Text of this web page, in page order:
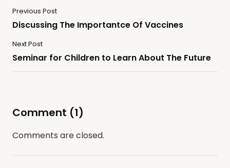
Previous Post
Discussing The Importantce Of Vaccines
Next Post
Seminar for Children to Learn About The Future
Comment (1)
Comments are closed.